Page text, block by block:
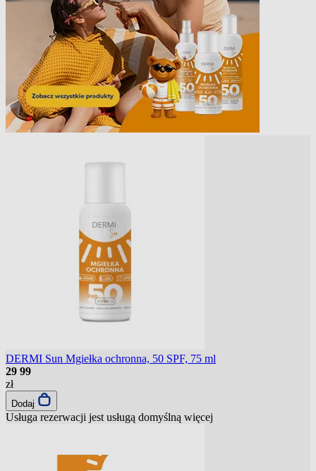
DERMI Sun Mgiełka ochronna, 50 SPF, 75 ml
29 99
zł
Dodaj
Usługa rezerwacji jest usługą domyślną więcej